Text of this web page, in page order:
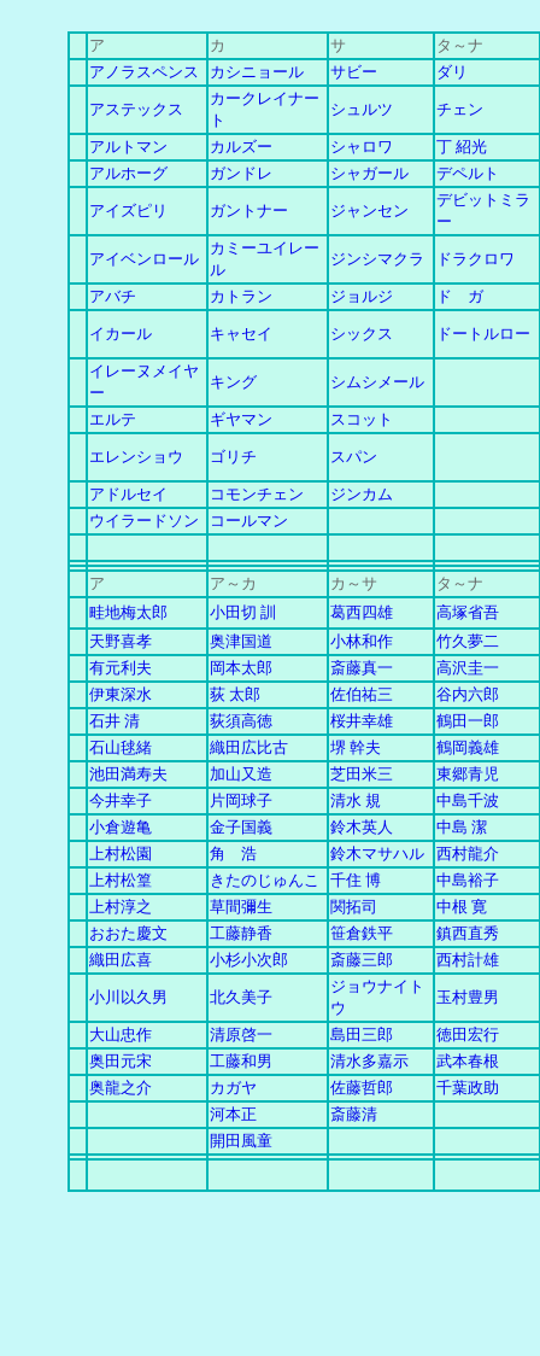
ア カ サ
タ～ナ
アノラスペンス
カシニョール サビー ダリ
アステックス
カークレイナー
ト
シュルツ チェン
アルトマン カルズー シャロワ
丁 紹光
アルホーグ
ガンドレ シャガール デペルト
アイズピリ ガントナー ジャンセン
デビットミラ
ー
アイベンロール
カミーユイレー
ル
ジンシマクラ ドラクロワ
アバチ カトラン ジョルジ ド ガ
イカール キャセイ シックス ドートルロー
イレーヌメイヤ
ー
キング シムシメール
エルテ ギヤマン スコット
エレンショウ ゴリチ スパン
アドルセイ コモンチェン
ジンカム
ウイラードソン
コールマン
ア ア～カ カ ～ サ
タ～ナ
畦地梅太郎
小田切 訓 葛西四雄
高塚省吾
天野喜孝
奥津国道 小林和作
竹久夢二
有元利夫
岡本太郎 斎藤真一
高沢圭一
伊東深水
荻 太郎 佐伯祐三
谷内六郎
石井 清
荻須高徳 桜井幸雄
鶴田一郎
石山毬緒
織田広比古 堺 幹夫
鶴岡義雄
池田満寿夫
加山又造 芝田米三
東郷青児
今井幸子
片岡球子 清水 規
中島千波
小倉遊亀
金子国義 鈴木英人
中島 潔
上村松園
角 浩 鈴木マサハル
西村龍介
上村松篁
きたのじゅんこ 千住 博
中島裕子
上村淳之
草間彌生 関拓司
中根 寛
おおた慶文
工藤静香 笹倉鉄平
鎮西直秀
織田広喜
小杉小次郎 斎藤三郎 西村計雄
小川以久男 北久美子
ジョウナイト
ウ
玉村豊男
大山忠作 清原啓一 島田三郎
徳田宏行
奥田元宋
工藤和男 清水多嘉示
武本春根
奥龍之介
カガヤ 佐藤哲郎
千葉政助
河本正
斎藤清
開田風童